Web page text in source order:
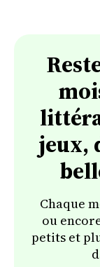
jeux,
Chaque
ou
petits et